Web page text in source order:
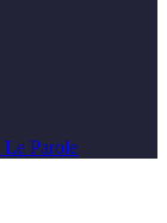
Le Parole